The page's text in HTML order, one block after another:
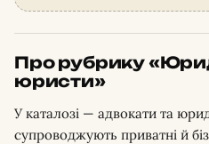
Про рубрику
юристи»
У каталозі — адвокати та
супроводжують приватні й